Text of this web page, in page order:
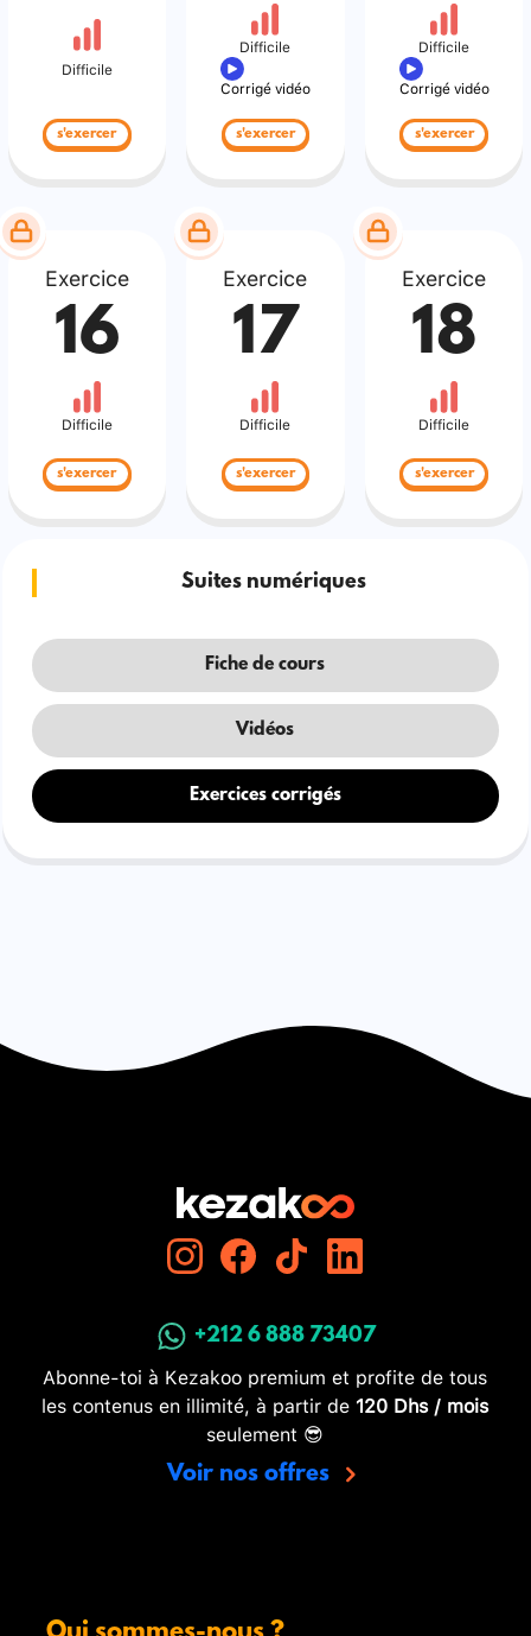
Difficile
s'exercer
Difficile
Corrigé vidéo
s'exercer
Difficile
Corrigé vidéo
s'exercer
Exercice
16
Difficile
s'exercer
Exercice
17
Difficile
s'exercer
Exercice
18
Difficile
s'exercer
Suites numériques
Fiche de cours
Vidéos
Exercices corrigés
+212 6 888 73407
Abonne-toi à Kezakoo premium et profite de tous
les contenus en illimité, à partir de 120 Dhs / mois
seulement 😎
Voir nos offres